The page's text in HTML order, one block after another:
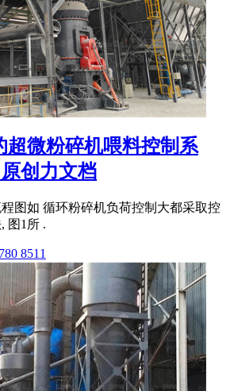
超微粉碎机喂料控制系
创力文档
图如 循环粉碎机负荷控制大都采取控
图1所 .
8511